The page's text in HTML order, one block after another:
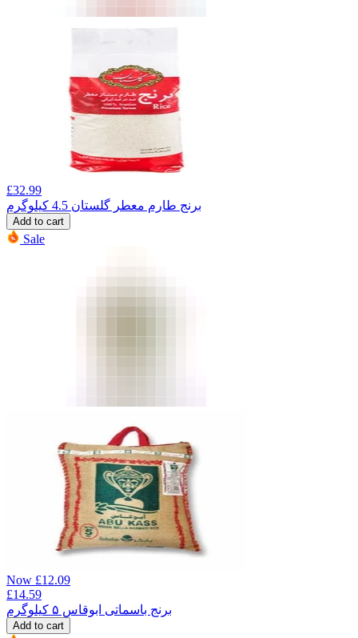
£32.99
برنج طارم معطر گلستان 4.5 کیلوگرم
Add to cart
Sale
Now £12.09
£14.59
برنج باسماتی ابوقاس ۵ کیلوگرم
Add to cart